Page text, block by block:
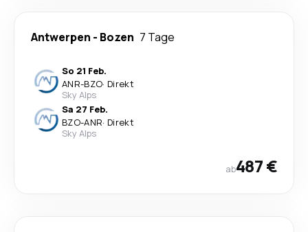
Antwerpen - Bozen 7 Tage
So 21 Feb.
ANR-BZO· Direkt
Sky Alps
Sa 27 Feb.
BZO-ANR· Direkt
Sky Alps
ab487 €